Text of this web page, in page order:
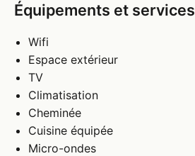
Équipements et services
Wifi
Espace extérieur
TV
Climatisation
Cheminée
Cuisine équipée
Micro-ondes